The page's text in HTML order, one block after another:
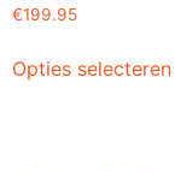
€199.95
Opties selecteren